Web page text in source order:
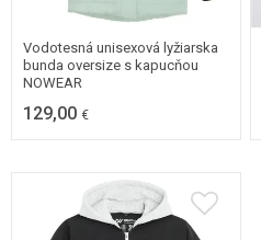
Vodotesná unisexová lyžiarska
bunda oversize s kapucňou
NOWEAR
129,00 €